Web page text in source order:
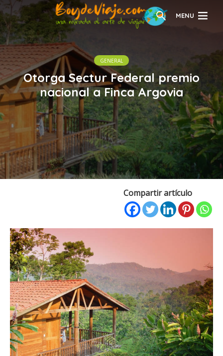
MENU
GENERAL
Otorga Sectur Federal premio
nacional a Finca Argovia
Compartir artículo